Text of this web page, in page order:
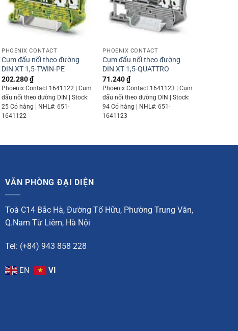
PHOENIX CONTACT
Cụm đấu nối theo đường
DIN XT 1,5-TWIN-PE
202.280₫
Phoenix Contact 1641122 | Cụm
đấu nối theo đường DIN | Stock:
25 Có hàng | NHL#: 651-
1641122
PHOENIX CONTACT
Cụm đấu nối theo đường
DIN XT 1,5-QUATTRO
71.240₫
Phoenix Contact 1641123 | Cụm
đấu nối theo đường DIN | Stock:
94 Có hàng | NHL#: 651-
1641123
VĂN PHÒNG ĐẠI DIỆN
Toà C14 Bắc Hà, Đường Tố Hữu, Phường Trung Văn,
Q.Nam Từ Liêm, Hà Nội
Tel: (+84) 943 858 228
EN VI